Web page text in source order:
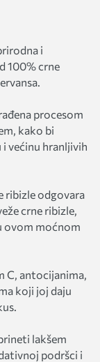
i
100% crne
procesom
kako bi
većinu hranljivih
ribizle odgovara
crne ribizle,
ovom moćnom
C, antocijanima,
koji joj daju
lakšem
podršci i